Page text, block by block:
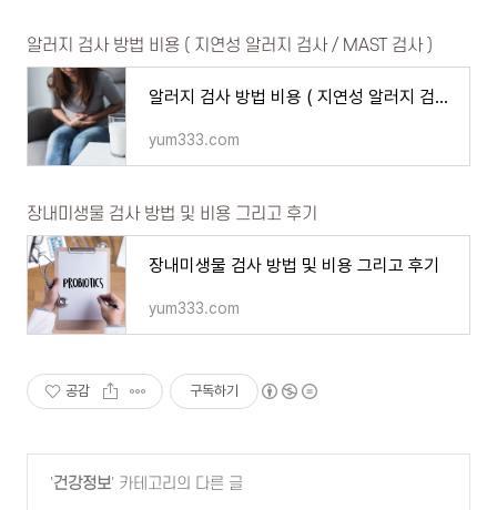
알러지 검사 방법 비용 ( 지연성 알러지 검사 / MAST 검사 )
알러지 검사 방법 비용 ( 지연성 알러지 검사 / MAST 검사 )
yum333.com
장내미생물 검사 방법 및 비용 그리고 후기
장내미생물 검사 방법 및 비용 그리고 후기
yum333.com
공감 구독하기
'건강정보' 카테고리의 다른 글